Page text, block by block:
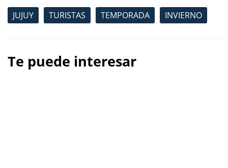
JUJUY TURISTAS TEMPORADA INVIERNO
Te puede interesar